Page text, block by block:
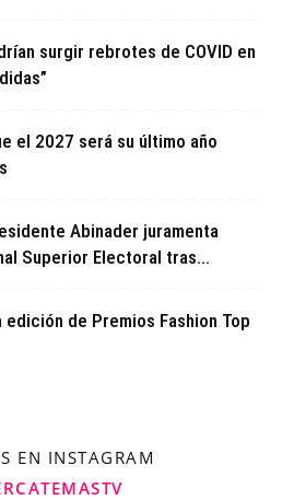
surgir rebrotes de COVID en
el 2027 será su último año
Abinader juramenta
Superior Electoral tras...
edición de Premios Fashion Top
EN INSTAGRAM